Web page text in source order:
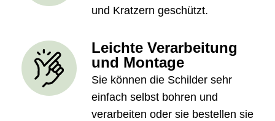
und Kratzern geschützt.
Leichte Verarbeitung
und Montage
Sie können die Schilder sehr
einfach selbst bohren und
verarbeiten oder sie bestellen sie